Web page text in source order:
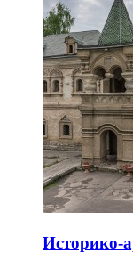
Историко-